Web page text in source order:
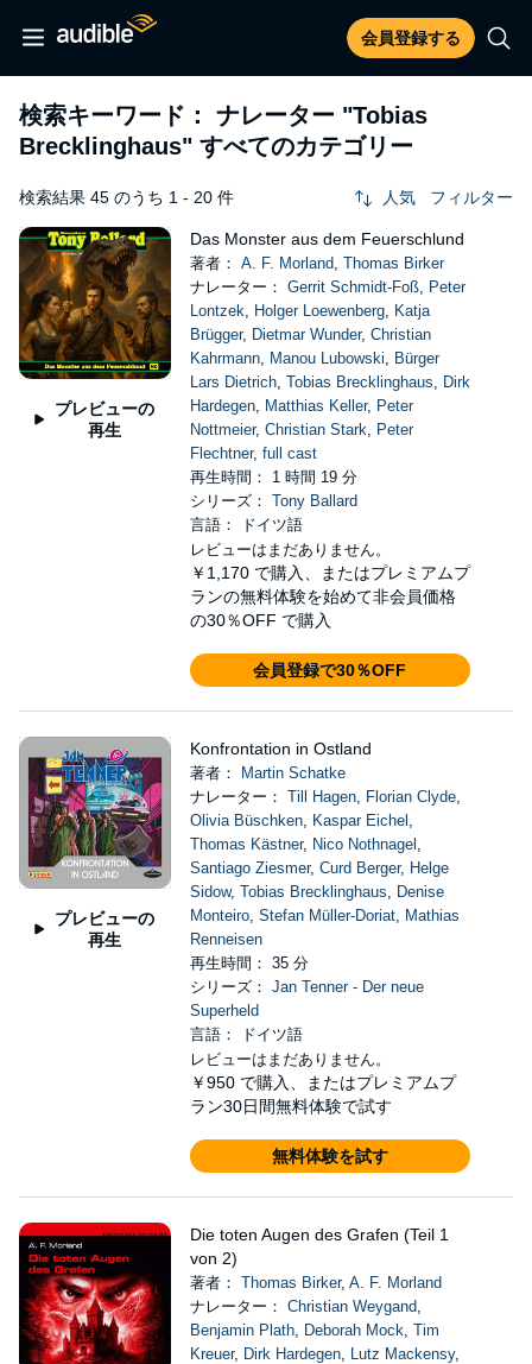
会員登録する
検索キーワード： ナレーター "Tobias
Brecklinghaus" すべてのカテゴリー
検索結果 45 のうち 1 - 20 件 人気 フィルター
プレビューの
再生
Das Monster aus dem Feuerschlund
著者： A. F. Morland, Thomas Birker
ナレーター： Gerrit Schmidt-Foß, Peter
Lontzek, Holger Loewenberg, Katja
Brügger, Dietmar Wunder, Christian
Kahrmann, Manou Lubowski, Bürger
Lars Dietrich, Tobias Brecklinghaus, Dirk
Hardegen, Matthias Keller, Peter
Nottmeier, Christian Stark, Peter
Flechtner, full cast
再生時間： 1 時間 19 分
シリーズ： Tony Ballard
言語： ドイツ語
レビューはまだありません。
￥1,170 で購入、またはプレミアムプ
ランの無料体験を始めて非会員価格
の30％OFF で購入
会員登録で30％OFF
プレビューの
再生
Konfrontation in Ostland
著者：
Martin Schatke
ナレーター： Till Hagen, Florian Clyde,
Olivia Büschken, Kaspar Eichel ,
Thomas Kästner, Nico Nothnagel ,
Santiago Ziesmer, Curd Berger, Helge
Sidow, Tobias Brecklinghaus, Denise
Monteiro, Stefan Müller-Doriat, Mathias
Renneisen
再生時間： 35 分
シリーズ： Jan Tenner - Der neue
Superheld
言語： ドイツ語
レビューはまだありません。
￥950 で購入、またはプレミアムプ
ラン30日間無料体験で試す
無料体験を試す
Die toten Augen des Grafen (Teil 1
von 2)
著者： Thomas Birker, A. F. Morland
ナレーター： Christian Weygand,
Benjamin Plath, Deborah Mock, Tim
Kreuer, Dirk Hardegen, Lutz Mackensy,